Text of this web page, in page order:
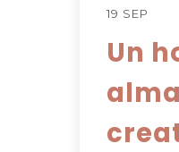
19 SEP
Un
alma